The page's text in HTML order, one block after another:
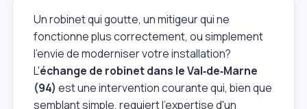
Un robinet qui goutte, un mitigeur qui ne
fonctionne plus correctement, ou simplement
l'envie de moderniser votre installation?
L'échange de robinet dans le Val‑de‑Marne
(94) est une intervention courante qui, bien que
semblant simple, requiert l'expertise d'un